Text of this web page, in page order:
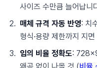
사이즈 수만큼 늘어납니
매체 규격 자동 반영: 치
형식·용량 제한까지 지
임의 비율 정확도: